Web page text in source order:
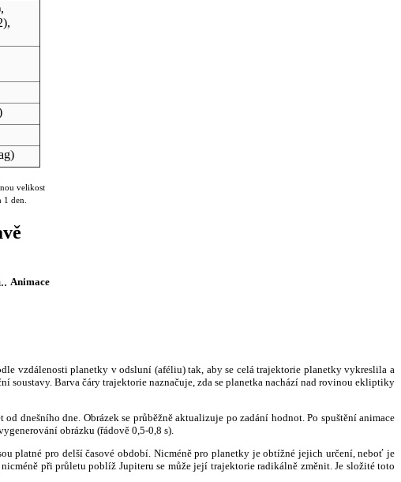
velikost
den.
Animace
vzdálenosti planetky v odsluní (aféliu) tak, aby se celá trajektorie planetky vykreslila a
Barva čáry trajektorie naznačuje, zda se planetka nachází nad rovinou ekliptiky
dnešního dne. Obrázek se průběžně aktualizuje po zadání hodnot. Po spuštění animace
obrázku (řádově 0,5-0,8 s).
platné pro delší časové období. Nicméně pro planetky je obtížné jejich určení, neboť je
při průletu poblíž Jupiteru se může její trajektorie radikálně změnit. Je složité toto